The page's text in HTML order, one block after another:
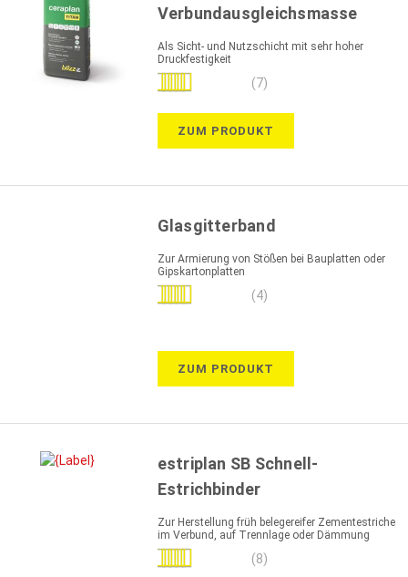
Verbundausgleichsmasse
Als Sicht- und Nutzschicht mit sehr hoher
Druckfestigkeit
Bewertung:
(7)
ZUM PRODUKT
Glasgitterband
Zur Armierung von Stößen bei Bauplatten oder
Gipskartonplatten
Bewertung:
(4)
ZUM PRODUKT
estriplan SB Schnell-
Estrichbinder
Zur Herstellung früh belegereifer Zementestriche
im Verbund, auf Trennlage oder Dämmung
Bewertung:
(8)